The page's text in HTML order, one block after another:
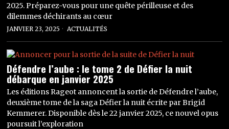
2025. Préparez-vous pour une quête périlleuse et des
dilemmes déchirants au cœur
JANVIER 23, 2025 ACTUALITÉS
Défendre l’aube : le tome 2 de Défier la nuit
débarque en janvier 2025
Les éditions Rageot annoncent la sortie de Défendre l’aube,
deuxième tome de la saga Défier la nuit écrite par Brigid
Kemmerer. Disponible dès le 22 janvier 2025, ce nouvel opus
poursuit l’exploration